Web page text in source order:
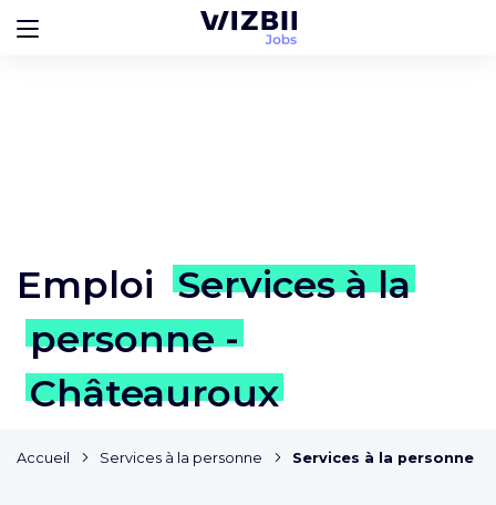
Emploi Services à la
personne -
Châteauroux
Accueil Services à la personne Services à la personne -